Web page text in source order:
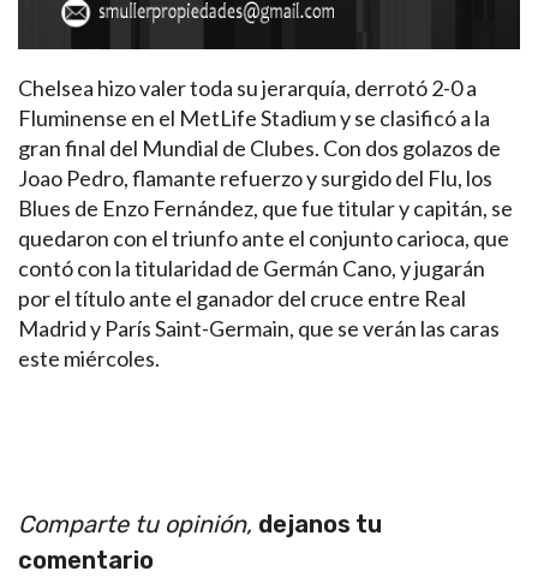
Chelsea hizo valer toda su jerarquía, derrotó 2-0 a
Fluminense en el MetLife Stadium y se clasificó a la
gran final del Mundial de Clubes. Con dos golazos de
Joao Pedro, flamante refuerzo y surgido del Flu, los
Blues de Enzo Fernández, que fue titular y capitán, se
quedaron con el triunfo ante el conjunto carioca, que
contó con la titularidad de Germán Cano, y jugarán
por el título ante el ganador del cruce entre Real
Madrid y París Saint-Germain, que se verán las caras
este miércoles.
Comparte tu opinión, dejanos tu
comentario